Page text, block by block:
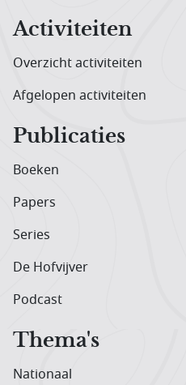
Activiteiten
Overzicht activiteiten
Afgelopen activiteiten
Publicaties
Boeken
Papers
Series
De Hofvijver
Podcast
Thema's
Nationaal